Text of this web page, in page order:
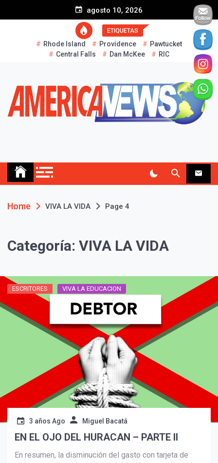
agosto 10, 2026
ETIQUETAS
Rhode Island Providence
Pawtucket
Central Falls
Dan McKee RIC
Home VIVA LA VIDA Page 4
Categoría: VIVA LA VIDA
ESCRITORES VIVA LA EDUCACION
3 años Ago Miguel Bacatá
EN EL OJO DEL HURACAN – PARTE II
En resumen, la disminución del gasto con tarjeta de